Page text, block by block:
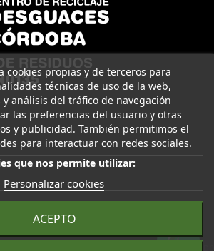
cookies propias y de terceros para
técnicas de uso de la web,
análisis del tráfico de navegación
las preferencias del usuario y otras
y publicidad. También permitimos el
para interactuar con redes sociales.
que nos permite utilizar:
Personalizar cookies
ACEPTO